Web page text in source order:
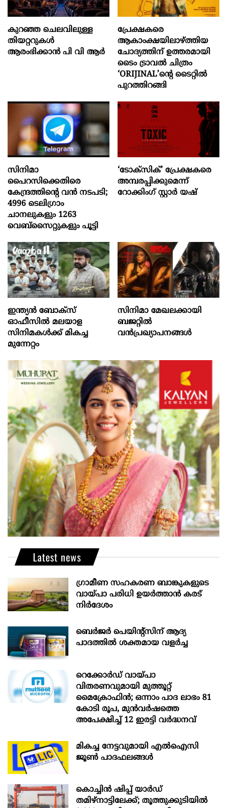
കുറഞ്ഞ ചെലവിലുള്ള
തിയറ്ററുകൾ
ആരംഭിക്കാൻ പി വി ആർ
പ്രേക്ഷകരെ
ആകാംക്ഷയിലാഴ്ത്തിയ
ചോദ്യത്തിന് ഉത്തരമായി
ടൈം ട്രാവൽ ചിത്രം
‘ORIJINAL’ന്റെ ടൈറ്റിൽ
പുറത്തിറങ്ങി
സിനിമാ
പൈറസിക്കെതിരെ
കേന്ദ്രത്തിന്റെ വൻ നടപടി;
4996 ടെലിഗ്രാം
ചാനലുകളും 1263
വെബ്‌സൈറ്റുകളും പൂട്ടി
‘ടോക്സിക്’ പ്രേക്ഷകരെ
അമ്പരപ്പിക്കുമെന്ന്
റോക്കിംഗ് സ്റ്റാർ യഷ്
ഇന്ത്യൻ ബോക്‌സ്
ഓഫീസിൽ മലയാള
സിനിമകൾക്ക് മികച്ച
മുന്നേറ്റം
സിനിമാ മേഖലക്കായി
ബജറ്റിൽ
വൻപ്രഖ്യാപനങ്ങൾ
Latest news
ഗ്രാമീണ സഹകരണ ബാങ്കുകളുടെ
വായ്പാ പരിധി ഉയർത്താൻ കരട്
നിർദേശം
ബെർജർ പെയിന്റ്സിന് ആദ്യ
പാദത്തിൽ ശക്തമായ വളർച്ച
റെക്കോർഡ് വായ്പാ
വിതരണവുമായി മുത്തൂറ്റ്
മൈക്രോഫിൻ; ഒന്നാം പാദ ലാഭം 81
കോടി രൂപ, മുൻവർഷത്തെ
അപേക്ഷിച്ച് 12 ഇരട്ടി വർദ്ധനവ്
മികച്ച നേട്ടവുമായി എൽഐസി
ജൂൺ പാദഫലങ്ങൾ
കൊച്ചിന്‍ ഷിപ്പ് യാർഡ്
തമിഴ്നാട്ടിലേക്ക്; തൂത്തുക്കുടിയിൽ